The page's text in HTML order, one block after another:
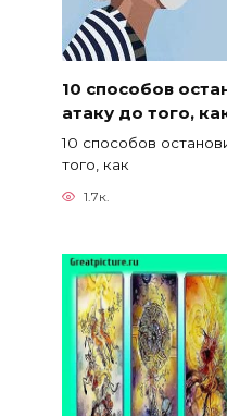
10 способов
атаку до того,
10 способов
того, как
1.7к.